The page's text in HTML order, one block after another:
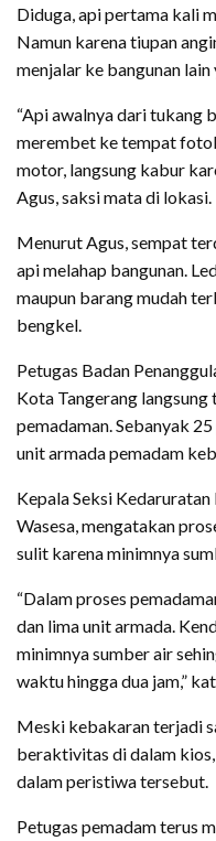
Diduga, api pertama kali
Namun karena tiupan
menjalar ke bangunan
“Api awalnya dari tukang
merembet ke tempat
motor, langsung kabur
Agus, saksi mata di lokasi.
Menurut Agus, sempat
api melahap bangunan.
maupun barang mudah
bengkel.
Petugas Badan
Kota Tangerang
pemadaman. Sebanyak
unit armada pemadam
Kepala Seksi
Wasesa, mengatakan
sulit karena minimnya
“Dalam proses
dan lima unit armada.
minimnya sumber air
waktu hingga dua jam,”
Meski kebakaran terjadi
beraktivitas di dalam
dalam peristiwa tersebut.
Petugas pemadam terus